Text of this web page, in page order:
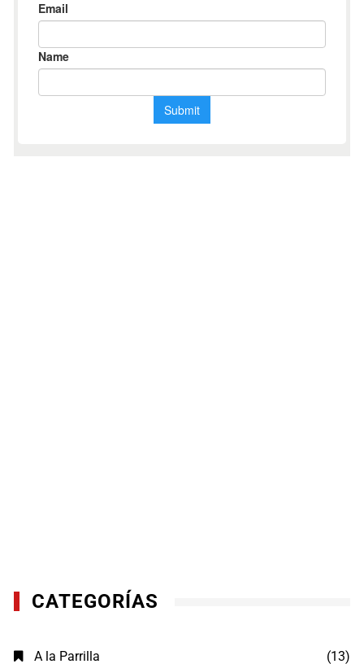
CATEGORÍAS
A la Parrilla (13)